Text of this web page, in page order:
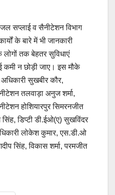
जल सप्लाई व सैनीटेशन विभाग
के बारे में भी जानकारी
लोगों तक बेहतर सुविधाएं
कमी न छोड़ी जाए। इस मौके
सुखबीर कौर,
तलवाड़ा अनुज शर्मा,
होशियारपुर सिमरनजीत
सिंह, डिप्टी डी.ईओ(ए) सुखविंदर
लोकेश कुमार, एस.डी.ओ
सिंह, विकास शर्मा, परमजीत